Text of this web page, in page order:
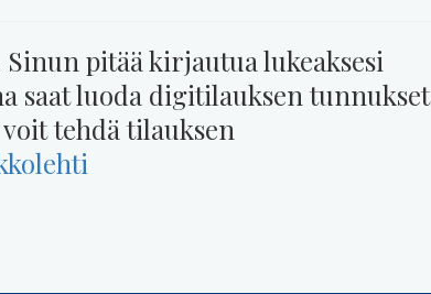
pitää kirjautua lukeaksesi
saat luoda digitilauksen tunnukset
tehdä tilauksen